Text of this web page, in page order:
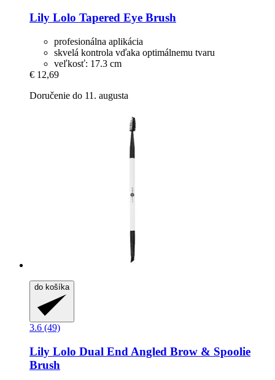
Lily Lolo Tapered Eye Brush
profesionálna aplikácia
skvelá kontrola vďaka optimálnemu tvaru
veľkosť: 17.3 cm
€ 12,69
Doručenie do 11. augusta
do košíka
3.6 (49)
Lily Lolo Dual End Angled Brow & Spoolie
Brush